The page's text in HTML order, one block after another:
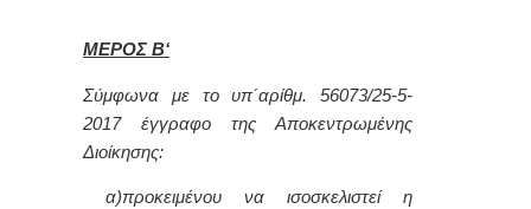
ΜΕΡΟΣ B‘
Σύμφωνα με το υπ΄αρίθμ. 56073/25-5-
2017 έγγραφο της Αποκεντρωμένης
Διοίκησης:
α)προκειμένου να ισοσκελιστεί η